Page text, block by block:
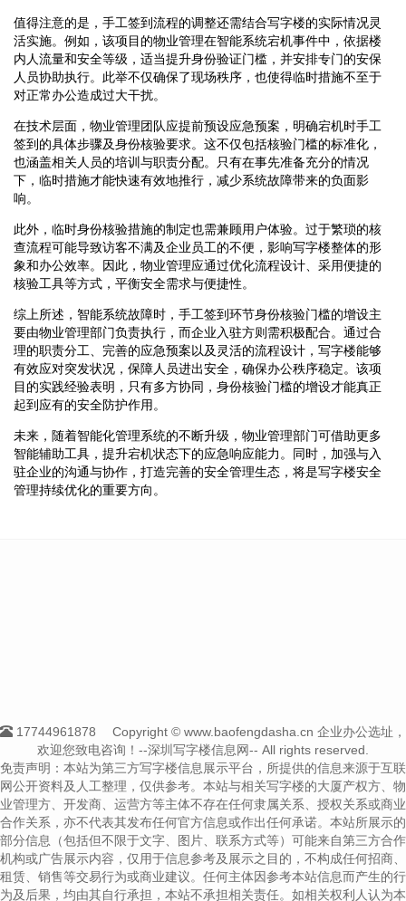
值得注意的是，手工签到流程的调整还需结合写字楼的实际情况灵
活实施。例如，该项目的物业管理在智能系统宕机事件中，依据楼
内人流量和安全等级，适当提升身份验证门槛，并安排专门的安保
人员协助执行。此举不仅确保了现场秩序，也使得临时措施不至于
对正常办公造成过大干扰。
在技术层面，物业管理团队应提前预设应急预案，明确宕机时手工
签到的具体步骤及身份核验要求。这不仅包括核验门槛的标准化，
也涵盖相关人员的培训与职责分配。只有在事先准备充分的情况
下，临时措施才能快速有效地推行，减少系统故障带来的负面影
响。
此外，临时身份核验措施的制定也需兼顾用户体验。过于繁琐的核
查流程可能导致访客不满及企业员工的不便，影响写字楼整体的形
象和办公效率。因此，物业管理应通过优化流程设计、采用便捷的
核验工具等方式，平衡安全需求与便捷性。
综上所述，智能系统故障时，手工签到环节身份核验门槛的增设主
要由物业管理部门负责执行，而企业入驻方则需积极配合。通过合
理的职责分工、完善的应急预案以及灵活的流程设计，写字楼能够
有效应对突发状况，保障人员进出安全，确保办公秩序稳定。该项
目的实践经验表明，只有多方协同，身份核验门槛的增设才能真正
起到应有的安全防护作用。
未来，随着智能化管理系统的不断升级，物业管理部门可借助更多
智能辅助工具，提升宕机状态下的应急响应能力。同时，加强与入
驻企业的沟通与协作，打造完善的安全管理生态，将是写字楼安全
管理持续优化的重要方向。
17744961878
Copyright © www.baofengdasha.cn 企业办公选址，
欢迎您致电咨询！--深圳写字楼信息网-- All rights reserved.
免责声明：本站为第三方写字楼信息展示平台，所提供的信息来源于互联
网公开资料及人工整理，仅供参考。本站与相关写字楼的大厦产权方、物
业管理方、开发商、运营方等主体不存在任何隶属关系、授权关系或商业
合作关系，亦不代表其发布任何官方信息或作出任何承诺。本站所展示的
部分信息（包括但不限于文字、图片、联系方式等）可能来自第三方合作
机构或广告展示内容，仅用于信息参考及展示之目的，不构成任何招商、
租赁、销售等交易行为或商业建议。任何主体因参考本站信息而产生的行
为及后果，均由其自行承担，本站不承担相关责任。如相关权利人认为本